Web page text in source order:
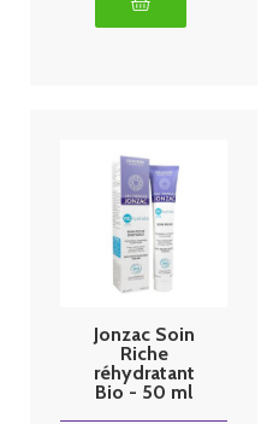
Jonzac Soin
Riche
réhydratant
Bio - 50 ml